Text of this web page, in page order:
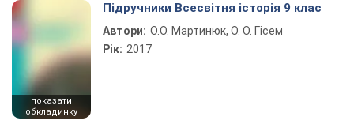
показати
обкладинку
Підручники Всесвітня історія 9 клас
Автори: О.О. Мартинюк, О. О. Гісем
Рік: 2017